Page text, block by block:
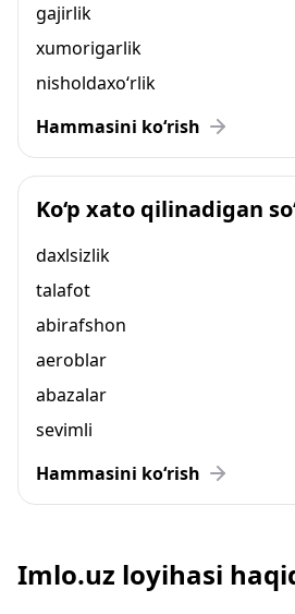
gajirlik
xumorigarlik
nisholdaxo‘rlik
Hammasini ko‘rish
Ko‘p xato qilinadigan
daxlsizlik
talafot
abirafshon
aeroblar
abazalar
sevimli
Hammasini ko‘rish
Imlo.uz loyihasi